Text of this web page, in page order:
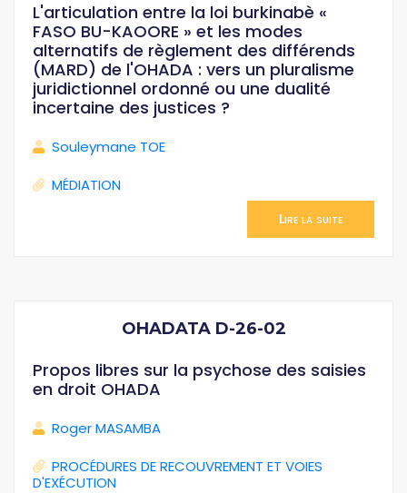
L'articulation entre la loi burkinabè «
FASO BU-KAOORE » et les modes
alternatifs de règlement des différends
(MARD) de l'OHADA : vers un pluralisme
juridictionnel ordonné ou une dualité
incertaine des justices ?
Souleymane TOE
MÉDIATION
Lire la suite
OHADATA D-26-02
Propos libres sur la psychose des saisies
en droit OHADA
Roger MASAMBA
PROCÉDURES DE RECOUVREMENT ET VOIES
D'EXÉCUTION